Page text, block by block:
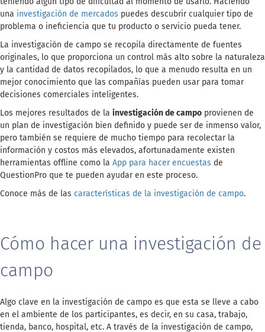
una investigación de mercados puedes descubrir cualquier tipo de
problema o ineficiencia que tu producto o servicio pueda tener.
La investigación de campo se recopila directamente de fuentes
originales, lo que proporciona un control más alto sobre la naturaleza
y la cantidad de datos recopilados, lo que a menudo resulta en un
mejor conocimiento que las compañías pueden usar para tomar
decisiones comerciales inteligentes.
Los mejores resultados de la investigación de campo provienen de
un plan de investigación bien definido y puede ser de inmenso valor,
pero también se requiere de mucho tiempo para recolectar la
información y costos más elevados, afortunadamente existen
herramientas offline como la App para hacer encuestas de
QuestionPro que te pueden ayudar en este proceso.
Conoce más de las características de la investigación de campo.
Cómo hacer una investigación de
campo
Algo clave en la investigación de campo es que esta se lleve a cabo
en el ambiente de los participantes, es decir, en su casa, trabajo,
tienda, banco, hospital, etc. A través de la investigación de campo,